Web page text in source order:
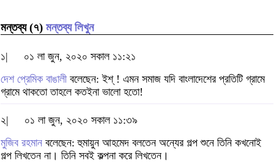
মন্তব্য (৭) মন্তব্য লিখুন
১|
০১ লা জুন, ২০২০ সকাল ১১:২১
দেশ প্রেমিক বাঙালীবলেছেন: ইশ্ ! এমন সমাজ যদি বাংলাদেশের প্রতিটি গ্রামে
গ্রামে থাকতো তাহলে কতইনা ভালো হতো!
২|
০১ লা জুন, ২০২০ সকাল ১১:৩৯
মুজিব রহমান বলেছেন: হুমায়ুন আহমেদ বলতেন অন্যের গল্প শুনে তিনি কখনোই
গল্প লিখতেন না। তিনি সবই কল্পনা করে লিখতেন।